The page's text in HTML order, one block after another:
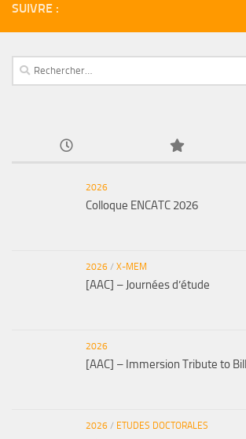
SUIVRE :
Rechercher :
2026
Colloque ENCATC 2026
2026 / X-MEM
[AAC] – Journées d’étude
2026
[AAC] – Immersion Tribute to
2026 / ETUDES DOCTORALES